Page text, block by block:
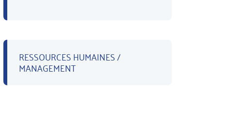
RESSOURCES HUMAINES /
MANAGEMENT